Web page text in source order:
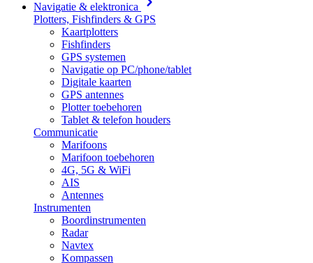
Navigatie & elektronica
Plotters, Fishfinders & GPS
Kaartplotters
Fishfinders
GPS systemen
Navigatie op PC/phone/tablet
Digitale kaarten
GPS antennes
Plotter toebehoren
Tablet & telefon houders
Communicatie
Marifoons
Marifoon toebehoren
4G, 5G & WiFi
AIS
Antennes
Instrumenten
Boordinstrumenten
Radar
Navtex
Kompassen